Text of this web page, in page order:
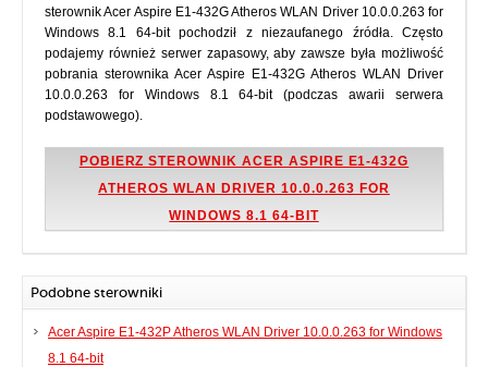
sterownik Acer Aspire E1-432G Atheros WLAN Driver 10.0.0.263 for
Windows 8.1 64-bit pochodził z niezaufanego źródła. Często
podajemy również serwer zapasowy, aby zawsze była możliwość
pobrania sterownika Acer Aspire E1-432G Atheros WLAN Driver
10.0.0.263 for Windows 8.1 64-bit (podczas awarii serwera
podstawowego).
POBIERZ STEROWNIK ACER ASPIRE E1-432G
ATHEROS WLAN DRIVER 10.0.0.263 FOR
WINDOWS 8.1 64-BIT
Podobne sterowniki
Acer Aspire E1-432P Atheros WLAN Driver 10.0.0.263 for Windows
8.1 64-bit